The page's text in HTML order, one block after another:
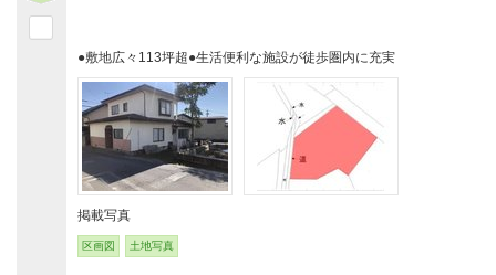
●敷地広々113坪超●生活便利な施設が徒歩圏内に充実
掲載写真
区画図 土地写真